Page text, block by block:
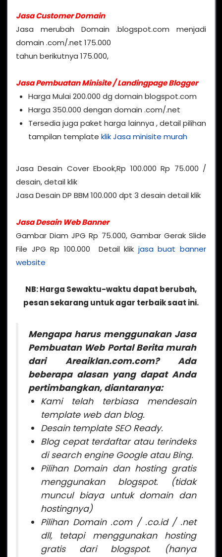
Jasa Customer Domain
Jasa merubah Domain .blogspot.com menjadi
domain .com/.net 175.000
tahun berikutnya 175.000,
Jasa Pembuatan Minisite / Landingpage Blogger
Harga Mulai 200.000 dg domain blogspot.com
Harga 350.000 dengan domain .com/.net
Tersedia juga paket harga lainnya , detail pilihan
tampilan template klik Jasa minisite murah
Jasa Desain Cover Ebook,Rp 100.000 Rp 75.000 /
desain, detail klik
Jasa Desain DP BBM 100.000 dpt 3 desain detail klik
Jasa Desain Web Banner
Gambar Diam JPG Rp 75.000, Gambar Gerak Slide
File JPG Rp 100.000 Detail klik jasa buat banner
website
NB: Harga Sewaktu-waktu dapat berubah,
pesan sekarang untuk agar terbaik saat ini.
Mengapa harus menggunakan Jasa
Pembuatan Web Portal Berita murah
dari Areaiklan.com.com? Ada
beberapa alasan yang dapat Anda
pertimbangkan, diantaranya:
Kami telah terbiasa mendesain
template web dan blog.
Desain template SEO Ready.
Blog cepat terdaftar atau terindeks
di search engine Google atau Bing.
Pilihan Domain dan hosting gratis
menggunakan blogspot. (tidak
muncul biaya untuk domain dan
hostingnya)
Pilihan Domain .com / .co.id / .net
dll, tetapi menggunakan hosting
gratis dari blogspot. (hanya